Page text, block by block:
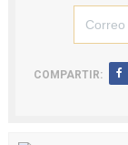
COMPARTIR: